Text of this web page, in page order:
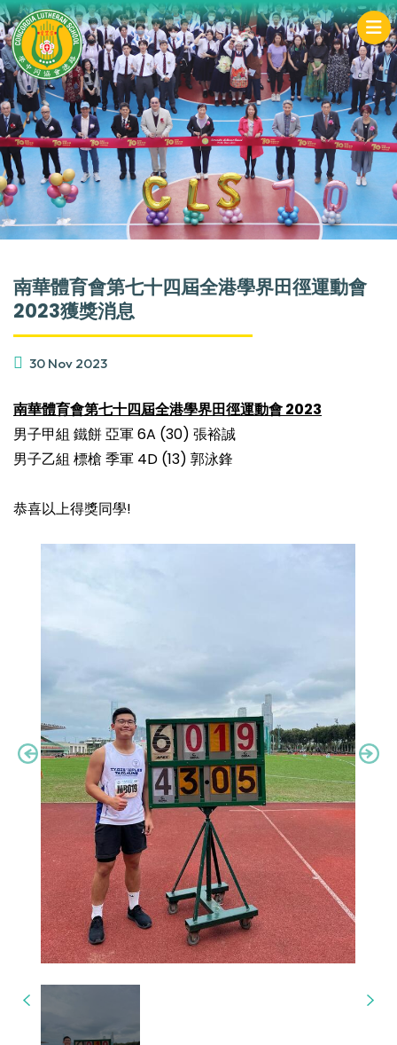
南華體育會第七十四屆全港學界田徑運動會
2023獲獎消息
30 Nov 2023
南華體育會第七十四屆全港學界田徑運動會 2023
男子甲組 鐵餅 亞軍 6A (30) 張裕誠
男子乙組 標槍 季軍 4D (13) 郭泳鋒
恭喜以上得獎同學!